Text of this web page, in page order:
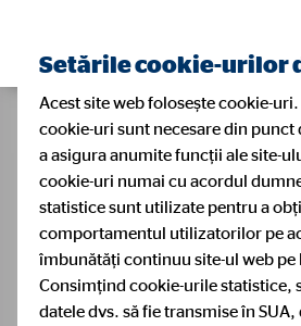
Setările cookie-urilor
Acest site web folosește cookie-
cookie-uri sunt necesare din punct
a asigura anumite funcții ale site-
cookie-uri numai cu acordul
statistice sunt utilizate pentru a
comportamentul utilizatorilor pe
îmbunătăți continuu site-ul web
Consimțind cookie-urile statistice,
datele dvs. să fie transmise în